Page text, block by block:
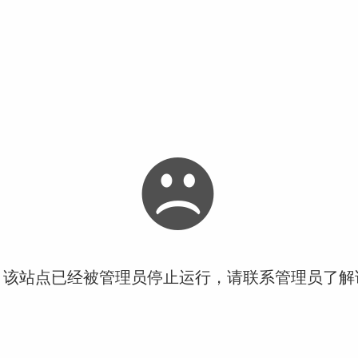
站点已经被管理员停止运行，请联系管理员了